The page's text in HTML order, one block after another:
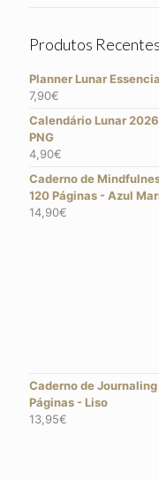
Produtos Recentes
Planner Lunar
7,90€
Calendário Lunar
PNG
4,90€
Caderno de
120 Páginas - Azul
14,90€
Caderno de
Páginas - Liso
13,95€